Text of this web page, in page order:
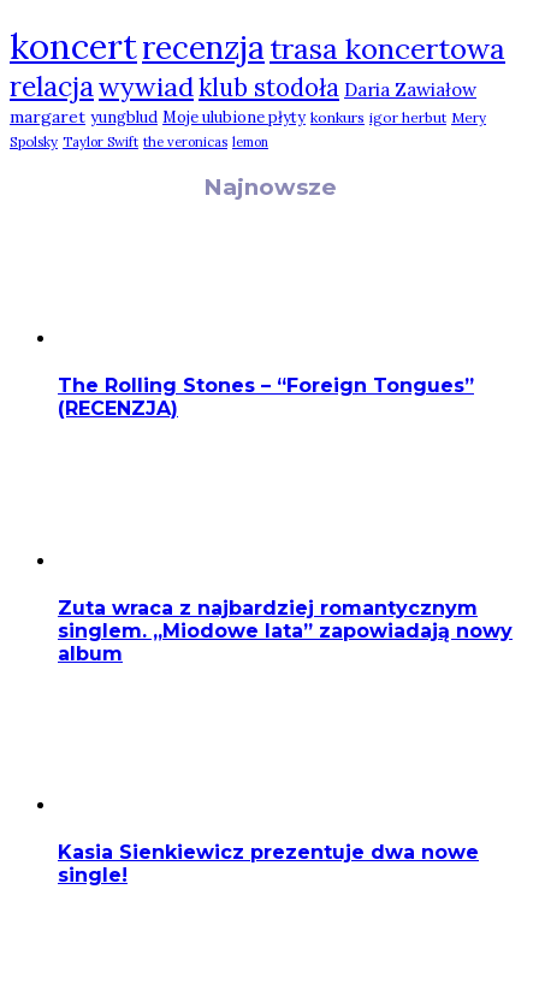
koncertrecenzjatrasa koncertowa
relacja wywiadklub stodoła Daria Zawiałow
margaret yungblud Moje ulubione płyty konkurs igor herbut Mery
Spolsky Taylor Swift the veronicas lemon
Najnowsze
The Rolling Stones – “Foreign Tongues”
(RECENZJA)
Zuta wraca z najbardziej romantycznym
singlem. „Miodowe lata” zapowiadają nowy
album
Kasia Sienkiewicz prezentuje dwa nowe
single!